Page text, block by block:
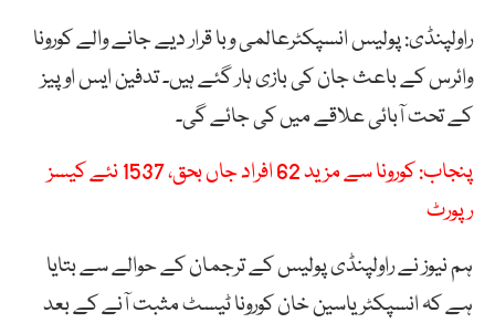
راولپنڈی: پولیس انسپکٹرعالمی وبا قرار دیے جانے والے کورونا
وائرس کے باعث جان کی بازی ہار گئے ہیں۔ تدفین ایس او پیز
کے تحت آبائی علاقے میں کی جائے گی۔
پنجاب: کورونا سے مزید 62 افراد جاں بحق، 1537 نئے کیسز
رپورٹ
ہم نیوز نے راولپنڈی پولیس کے ترجمان کے حوالے سے بتایا
ہے کہ انسپکٹر یاسین خان کورونا ٹیسٹ مثبت آنے کے بعد